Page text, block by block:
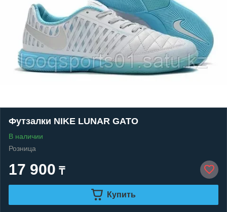
Футзалки NIKE LUNAR GATO
В наличии
Розница
17 900 ₸
Купить